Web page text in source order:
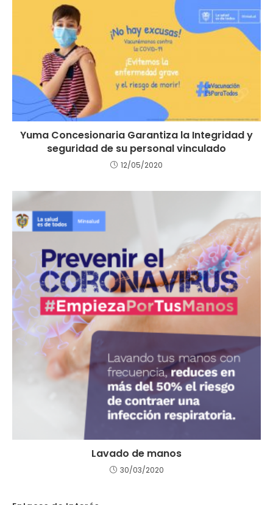
Yuma Concesionaria Garantiza la Integridad y
seguridad de su personal vinculado
12/05/2020
Lavado de manos
30/03/2020